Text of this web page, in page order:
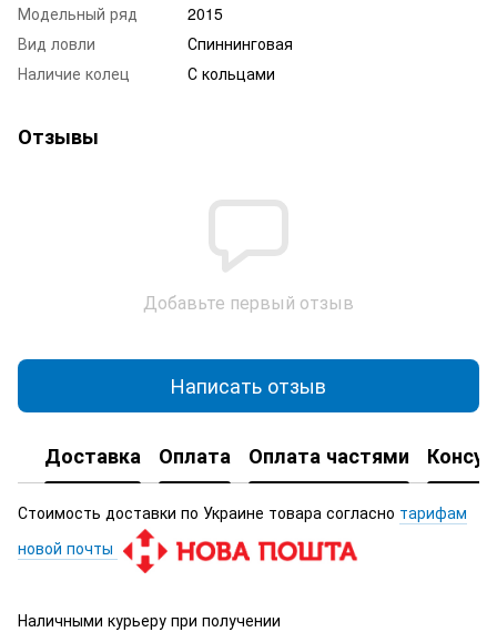
Модельный ряд
2015
Вид ловли
Спиннинговая
Наличие колец
С кольцами
Отзывы
Добавьте первый отзыв
Написать отзыв
Доставка Оплата Оплата частями
Стоимость доставки по Украине товара согласно тарифам
новой почты
Наличными курьеру при получении